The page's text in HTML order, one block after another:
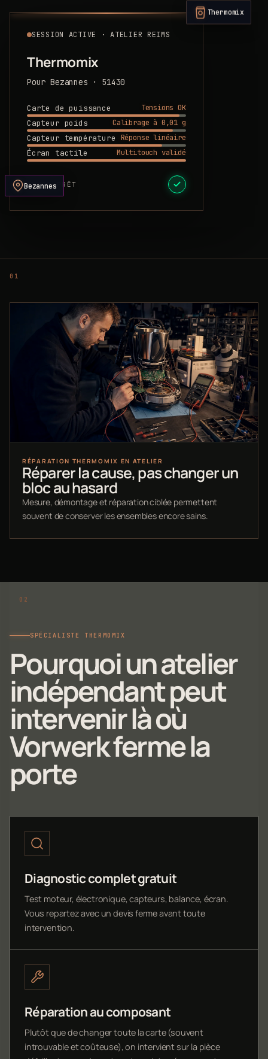
SESSION ACTIVE · ATELIER REIMS
Thermomix
Pour Bezannes · 51430
Carte de puissance
Tensions OK
Capteur poids
Calibrage à 0,01 g
Capteur température Réponse linéaire
Écran tactile
Multitouch validé
DEVIS PRÊT
Thermomix
Bezannes
RÉPARATION THERMOMIX EN ATELIER
Réparer la cause, pas changer un
bloc au hasard
Mesure, démontage et réparation ciblée permettent
souvent de conserver les ensembles encore sains.
SPÉCIALISTE THERMOMIX
Pourquoi un atelier
indépendant peut
intervenir là où
Vorwerk ferme la
porte
Diagnostic complet gratuit
Test moteur, électronique, capteurs, balance, écran.
Vous repartez avec un devis ferme avant toute
intervention.
Réparation au composant
Plutôt que de changer toute la carte (souvent
introuvable et coûteuse), on intervient sur la pièce